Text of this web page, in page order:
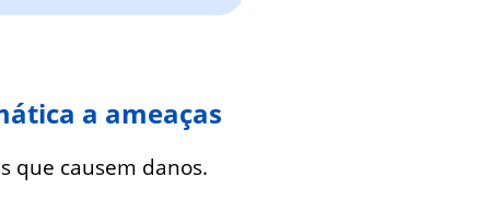
a ameaças
que causem danos.